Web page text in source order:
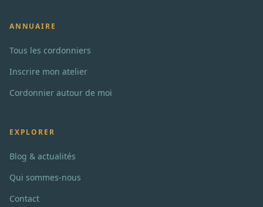
ANNUAIRE
Tous les cordonniers
Inscrire mon atelier
Cordonnier autour de moi
EXPLORER
Blog & actualités
Qui sommes-nous
Contact